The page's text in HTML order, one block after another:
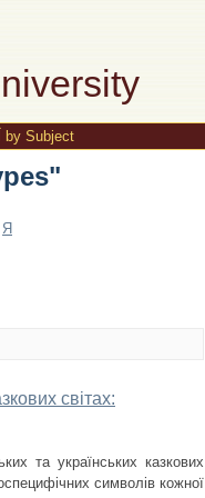
by Subject
Я
світах:
та українських казкових
символів кожної